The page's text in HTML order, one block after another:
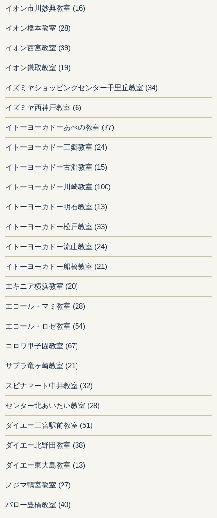
イオン市川妙典教室 (16)
イオン橋本教室 (28)
イオン西宮教室 (39)
イオン鎌取教室 (19)
イズミヤショッピングセンター千里丘教室 (34)
イズミヤ西神戸教室 (6)
イトーヨーカドーあべの教室 (77)
イトーヨーカドー三郷教室 (24)
イトーヨーカドー古淵教室 (15)
イトーヨーカドー川崎教室 (100)
イトーヨーカドー明石教室 (13)
イトーヨーカドー松戸教室 (33)
イトーヨーカドー流山教室 (24)
イトーヨーカドー船橋教室 (21)
エキニア横浜教室 (20)
エコール・マミ教室 (28)
エコール・ロゼ教室 (54)
コロワ甲子園教室 (67)
サプラ竜ヶ崎教室 (21)
スピナマート中井教室 (32)
センター北あいたい教室 (28)
ダイエー三宮駅前教室 (51)
ダイエー北野田教室 (38)
ダイエー東大島教室 (13)
ノジマ鴨宮教室 (27)
バロー豊橋教室 (40)